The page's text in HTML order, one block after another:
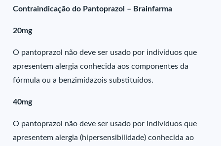
Contraindicação do Pantoprazol – Brainfarma
20mg
O pantoprazol não deve ser usado por indivíduos que
apresentem alergia conhecida aos componentes da
fórmula ou a benzimidazois substituídos.
40mg
O pantoprazol não deve ser usado por indivíduos que
apresentem alergia (hipersensibilidade) conhecida ao